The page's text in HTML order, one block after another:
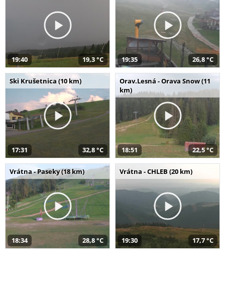
19:40 19,3 °C 19:35 26,8 °C
Ski Krušetnica (10 km)
17:31 32,8 °C
Orav.Lesná - Orava Snow (11
km)
18:51 22,5 °C
Vrátna - Paseky (18 km)
18:34 28,8 °C
Vrátna - CHLEB (20 km)
19:30 17,7 °C